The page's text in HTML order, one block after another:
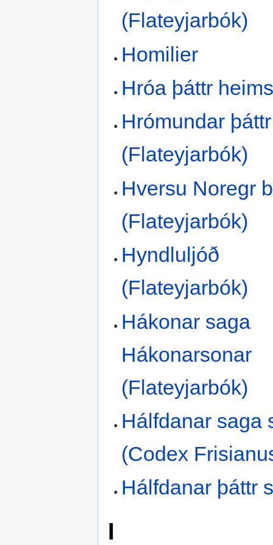
(Flateyjarbók)
Homilier
Hróa þáttr
Hrómundar
(Flateyjarbók)
Hversu Noregr
(Flateyjarbók)
Hyndluljóð
(Flateyjarbók)
Hákonar saga
Hákonarsonar
(Flateyjarbók)
Hálfdanar saga
(Codex
Hálfdanar þáttr
I